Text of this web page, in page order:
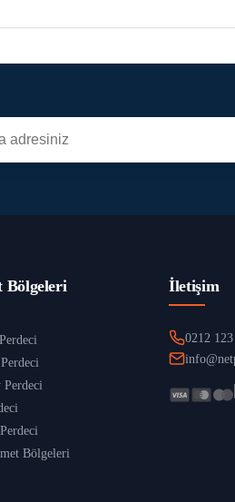
Bölgeleri
Perdeci
Bölgeleri
İletişim
0212